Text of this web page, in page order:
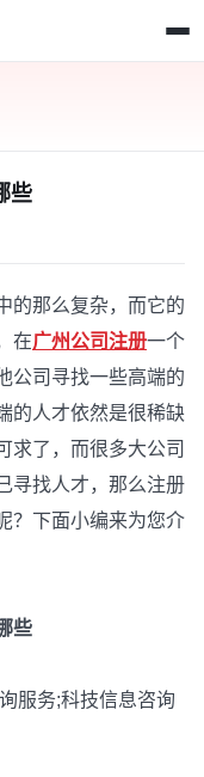
些
那么复杂，而它的
在广州公司注册一个
公司寻找一些高端的
的人才依然是很稀缺
求了，而很多大公司
寻找人才，那么注册
？下面小编来为您介
些
服务;科技信息咨询